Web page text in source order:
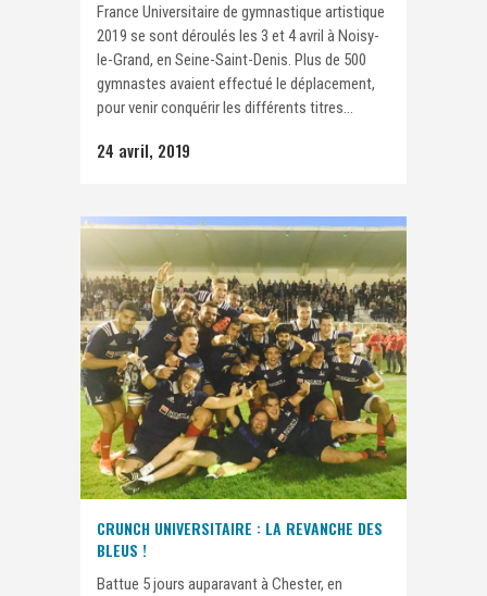
France Universitaire de gymnastique artistique
2019 se sont déroulés les 3 et 4 avril à Noisy-
le-Grand, en Seine-Saint-Denis. Plus de 500
gymnastes avaient effectué le déplacement,
pour venir conquérir les différents titres...
24 avril, 2019
CRUNCH UNIVERSITAIRE : LA REVANCHE DES
BLEUS !
Battue 5 jours auparavant à Chester, en